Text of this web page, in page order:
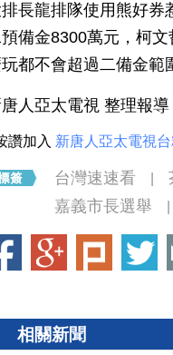
長龍排隊使用熊好券
備金8300萬元，柯
都不會超過二備金範
人亞太電視 整理報導
讚加入 新唐人亞太電視
台灣速速看
嘉義市長選舉
相關新聞